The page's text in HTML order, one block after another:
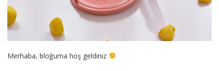
Merhaba, bloğuma hoş geldiniz